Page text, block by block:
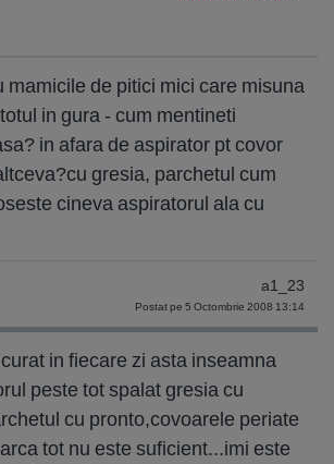
mamicile de pitici mici care misuna
in gura - cum mentineti
in afara de aspirator pt covor
gresia, parchetul cum
cineva aspiratorul ala cu
a1_23
Postat pe 5 Octombrie 2008 13:14
in fiecare zi asta inseamna
peste tot spalat gresia cu
cu pronto,covoarele periate
tot nu este suficient...imi este